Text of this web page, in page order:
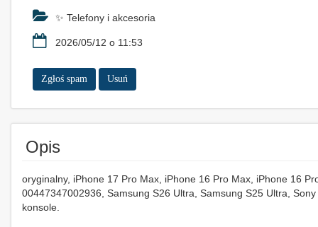
✨ Telefony i akcesoria
2026/05/12 o 11:53
Zgłoś spam Usuń
Opis
oryginalny, iPhone 17 Pro Max, iPhone 16 Pro Max, iPhone 16
00447347002936, Samsung S26 Ultra, Samsung S25 Ultra,
konsole.